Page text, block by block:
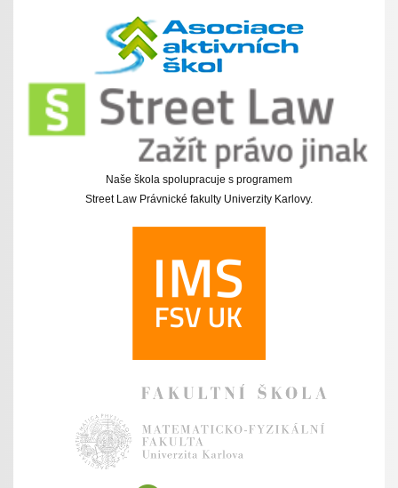
Naše škola spolupracuje s programem
Street Law Právnické fakulty Univerzity Karlovy.